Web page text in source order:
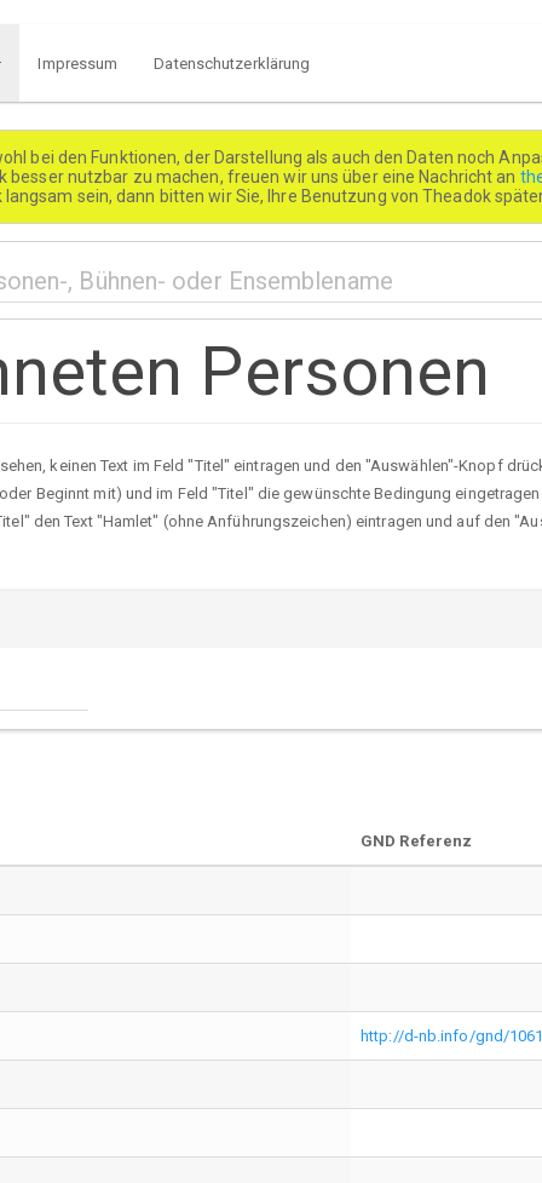
Impressum Datenschutzerklärung
bei den Funktionen, der Darstellung als auch den Daten noch
besser nutzbar zu machen, freuen wir uns über eine Nachricht an
sein, dann bitten wir Sie, Ihre Benutzung von Theadok
Personen
keinen Text im Feld "Titel" eintragen und den "Auswählen"-Knopf
Beginnt mit) und im Feld "Titel" die gewünschte Bedingung
den Text "Hamlet" (ohne Anführungszeichen) eintragen und auf den
GND Referenz
http://d-nb.info/gnd/